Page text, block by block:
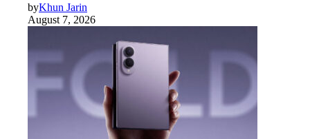
byKhun Jarin
August 7, 2026